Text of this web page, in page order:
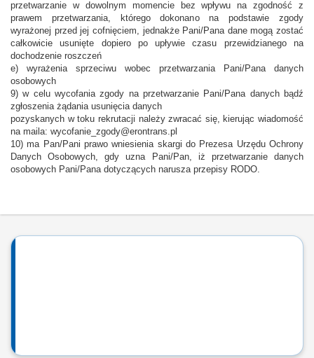
przetwarzanie w dowolnym momencie bez wpływu na zgodność z
prawem przetwarzania, którego dokonano na podstawie zgody
wyrażonej przed jej cofnięciem, jednakże Pani/Pana dane mogą zostać
całkowicie usunięte dopiero po upływie czasu przewidzianego na
dochodzenie roszczeń
e) wyrażenia sprzeciwu wobec przetwarzania Pani/Pana danych
osobowych
9) w celu wycofania zgody na przetwarzanie Pani/Pana danych bądź
zgłoszenia żądania usunięcia danych
pozyskanych w toku rekrutacji należy zwracać się, kierując wiadomość
na maila: wycofanie_zgody@erontrans.pl
10) ma Pan/Pani prawo wniesienia skargi do Prezesa Urzędu Ochrony
Danych Osobowych, gdy uzna Pani/Pan, iż przetwarzanie danych
osobowych Pani/Pana dotyczących narusza przepisy RODO.